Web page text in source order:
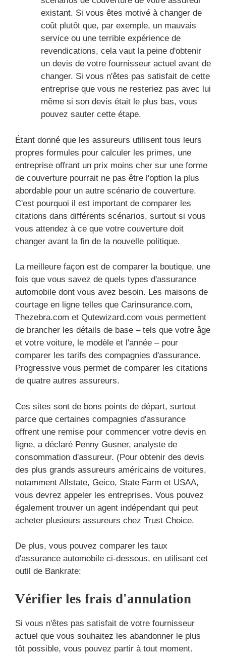
existant. Si vous êtes motivé à changer de
coût plutôt que, par exemple, un mauvais
service ou une terrible expérience de
revendications, cela vaut la peine d'obtenir
un devis de votre fournisseur actuel avant de
changer. Si vous n'êtes pas satisfait de cette
entreprise que vous ne resteriez pas avec lui
même si son devis était le plus bas, vous
pouvez sauter cette étape.
Étant donné que les assureurs utilisent tous leurs
propres formules pour calculer les primes, une
entreprise offrant un prix moins cher sur une forme
de couverture pourrait ne pas être l'option la plus
abordable pour un autre scénario de couverture.
C'est pourquoi il est important de comparer les
citations dans différents scénarios, surtout si vous
vous attendez à ce que votre couverture doit
changer avant la fin de la nouvelle politique.
La meilleure façon est de comparer la boutique, une
fois que vous savez de quels types d'assurance
automobile dont vous avez besoin. Les maisons de
courtage en ligne telles que Carinsurance.com,
Thezebra.com et Qutewizard.com vous permettent
de brancher les détails de base – tels que votre âge
et votre voiture, le modèle et l'année – pour
comparer les tarifs des compagnies d'assurance.
Progressive vous permet de comparer les citations
de quatre autres assureurs.
Ces sites sont de bons points de départ, surtout
parce que certaines compagnies d'assurance
offrent une remise pour commencer votre devis en
ligne, a déclaré Penny Gusner, analyste de
consommation d'assureur. (Pour obtenir des devis
des plus grands assureurs américains de voitures,
notamment Allstate, Geico, State Farm et USAA,
vous devrez appeler les entreprises. Vous pouvez
également trouver un agent indépendant qui peut
acheter plusieurs assureurs chez Trust Choice.
De plus, vous pouvez comparer les taux
d'assurance automobile ci-dessous, en utilisant cet
outil de Bankrate:
Vérifier les frais d'annulation
Si vous n'êtes pas satisfait de votre fournisseur
actuel que vous souhaitez les abandonner le plus
tôt possible, vous pouvez partir à tout moment.